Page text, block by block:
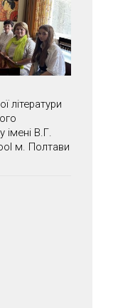
літератури
імені В.Г.
м. Полтави